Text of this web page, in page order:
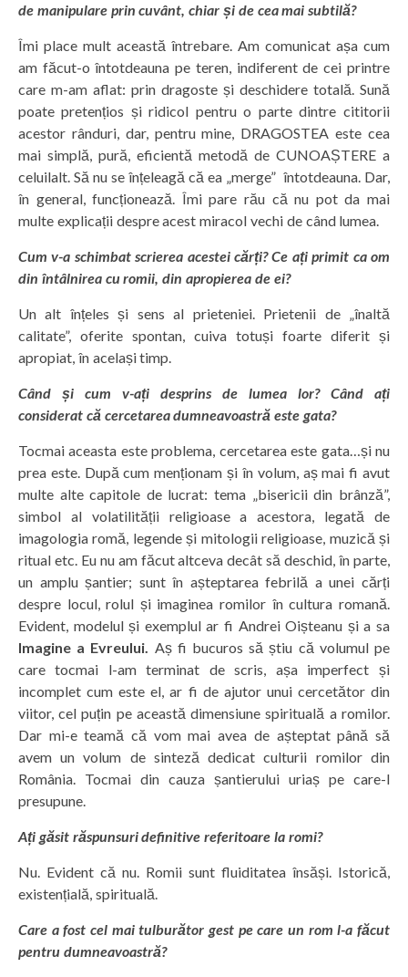
de manipulare prin cuvânt, chiar și de cea mai subtilă?
Îmi place mult această întrebare. Am comunicat așa cum
am făcut-o întotdeauna pe teren, indiferent de cei printre
care m-am aflat: prin dragoste și deschidere totală. Sună
poate pretențios și ridicol pentru o parte dintre cititorii
acestor rânduri, dar, pentru mine, DRAGOSTEA este cea
mai simplă, pură, eficientă metodă de CUNOAȘTERE a
celuilalt. Să nu se înțeleagă că ea „merge” întotdeauna. Dar,
în general, funcționează. Îmi pare rău că nu pot da mai
multe explicații despre acest miracol vechi de când lumea.
Cum v-a schimbat scrierea acestei cărți? Ce ați primit ca om
din întâlnirea cu romii, din apropierea de ei?
Un alt înțeles și sens al prieteniei. Prietenii de „înaltă
calitate”, oferite spontan, cuiva totuși foarte diferit și
apropiat, în același timp.
Când și cum v-ați desprins de lumea lor? Când ați
considerat că cercetarea dumneavoastră este gata?
Tocmai aceasta este problema, cercetarea este gata…și nu
prea este. După cum menționam și în volum, aș mai fi avut
multe alte capitole de lucrat: tema „bisericii din brânză”,
simbol al volatilității religioase a acestora, legată de
imagologia romă, legende și mitologii religioase, muzică și
ritual etc. Eu nu am făcut altceva decât să deschid, în parte,
un amplu șantier; sunt în așteptarea febrilă a unei cărți
despre locul, rolul și imaginea romilor în cultura romană.
Evident, modelul și exemplul ar fi Andrei Oișteanu și a sa
Imagine a Evreului. Aș fi bucuros să știu că volumul pe
care tocmai l-am terminat de scris, așa imperfect și
incomplet cum este el, ar fi de ajutor unui cercetător din
viitor, cel puțin pe această dimensiune spirituală a romilor.
Dar mi-e teamă că vom mai avea de așteptat până să
avem un volum de sinteză dedicat culturii romilor din
România. Tocmai din cauza șantierului uriaș pe care-l
presupune.
Ați găsit răspunsuri definitive referitoare la romi?
Nu. Evident că nu. Romii sunt fluiditatea însăși. Istorică,
existențială, spirituală.
Care a fost cel mai tulburător gest pe care un rom l-a făcut
pentru dumneavoastră?